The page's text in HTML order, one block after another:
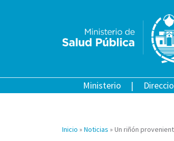
Ministerio
Inicio » Noticias » Un riñón